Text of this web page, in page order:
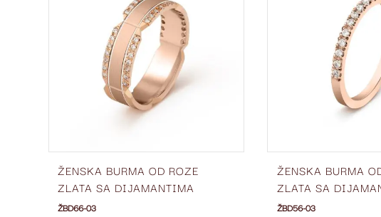
ŽENSKA BURMA OD ROZE
ZLATA SA DIJAMANTIMA
ŠIRINE 6 MM ŽBD66-03
ŽBD66-03
ŽENSKA BURMA
ZLATA SA
ŠIRINE 1.5 MM
ŽBD56-03